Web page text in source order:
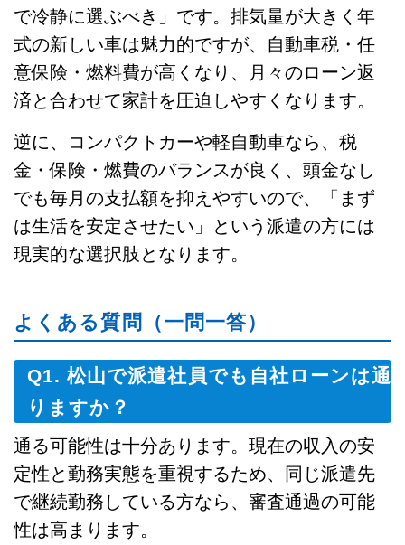
で冷静に選ぶべき」です。排気量が大きく年
式の新しい車は魅力的ですが、自動車税・任
意保険・燃料費が高くなり、月々のローン返
済と合わせて家計を圧迫しやすくなります。
逆に、コンパクトカーや軽自動車なら、税
金・保険・燃費のバランスが良く、頭金なし
でも毎月の支払額を抑えやすいので、「まず
は生活を安定させたい」という派遣の方には
現実的な選択肢となります。
よくある質問（一問一答）
Q1. 松山で派遣社員でも自社ローンは通
りますか？
通る可能性は十分あります。現在の収入の安
定性と勤務実態を重視するため、同じ派遣先
で継続勤務している方なら、審査通過の可能
性は高まります。